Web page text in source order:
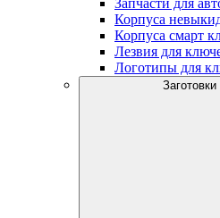
Запчасти для
Корпуса
Корпуса смарт
Лезвия для
Логотипы для